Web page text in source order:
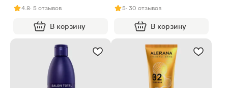
4.8· 5 отзывов
В корзину
волос 1л
5· 30 отзывов
В корзину